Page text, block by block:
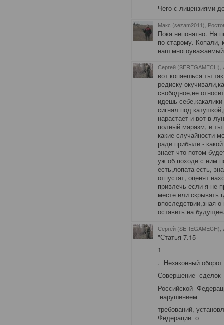
Чего с лицензиями
Макс (sezam2011),
Пока непонятно. На
по старому. Копали,
наш
Сергей (SEREGAMECH),
вот копаешься ты
редиску
свободное,не
идешь
сигнал под
нарастает и вот в
полный маразм, и ты
какие случайности
ради прибыли -
знает что потом
уж об походе с ним
есть,лопата есть,
отпустят, оценят
привлечь если я не
месте или скрывать
впоследствии,зная
оставить на
Сергей (SEREGAMECH),
"Статья 7.15
1
. Незаконный
Совершение
Российской
нарушением
требований,
Федерации о